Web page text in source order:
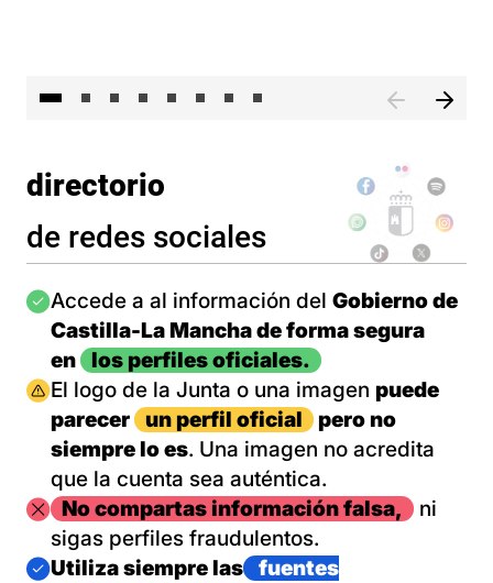
directorio
de redes sociales
Imagen
Accede a al información del Gobierno de
Castilla-La Mancha de forma segura
en
los perfiles oficiales.
Imagen
El logo de la Junta o una imagen puede
parecer
un perfil oficial
pero no
siempre lo es. Una imagen no acredita
que la cuenta sea auténtica.
ImagenNo compartas información falsa,
ni
sigas perfiles fraudulentos.
Imagen
Utiliza siempre las
fuentes